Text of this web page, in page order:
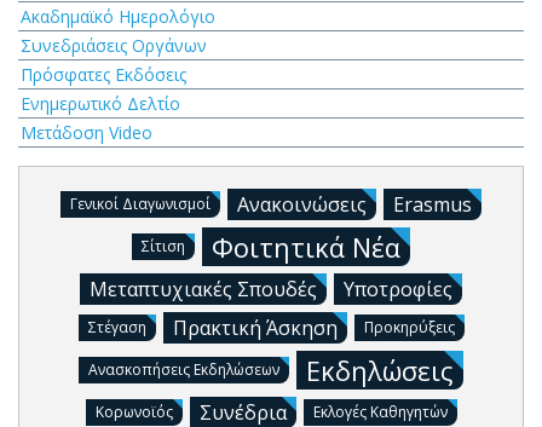
Ακαδημαϊκό Ημερολόγιο
Συνεδριάσεις Οργάνων
Πρόσφατες Εκδόσεις
Ενημερωτικό Δελτίο
Μετάδοση Video
Γενικοί Διαγωνισμοί Ανακοινώσεις Erasmus
Σίτιση Φοιτητικά Νέα
Μεταπτυχιακές Σπουδές Υποτροφίες
Στέγαση Πρακτική Άσκηση Προκηρύξεις
Ανασκοπήσεις Εκδηλώσεων Εκδηλώσεις
Κορωνοϊός Συνέδρια Εκλογές Καθηγητών